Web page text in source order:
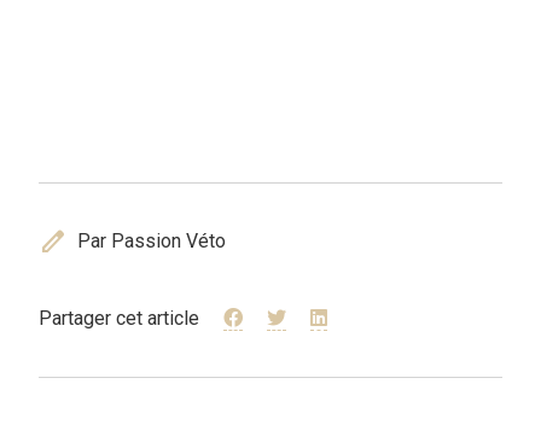
edit Par Passion Véto
Partager cet article